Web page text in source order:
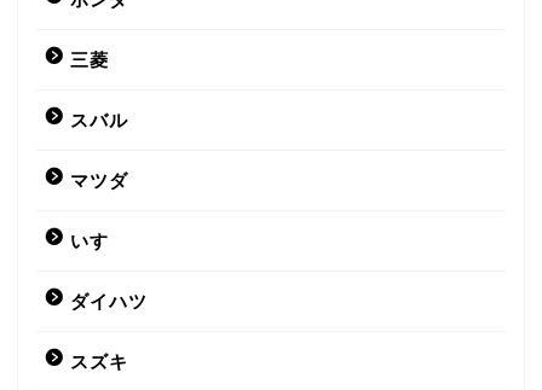
三菱
スバル
マツダ
いすゞ
ダイハツ
スズキ